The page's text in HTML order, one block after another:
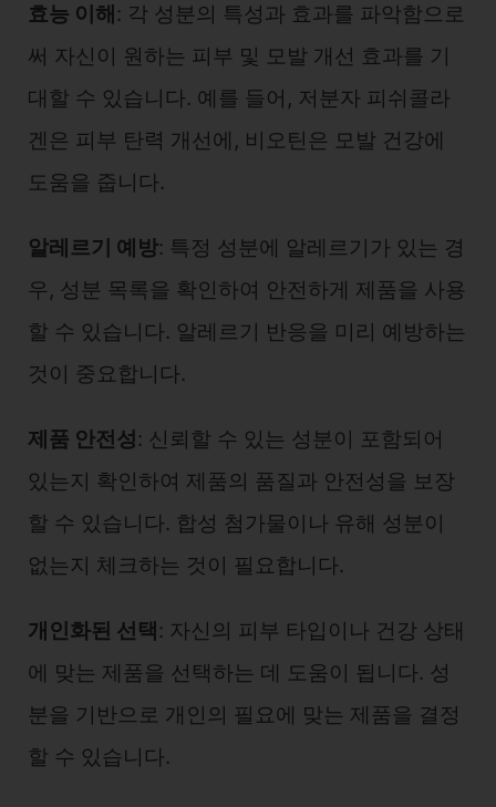
효능 이해 : 각 성분의 특성과 효과를 파악함으로
써 자신이 원하는 피부 및 모발 개선 효과를 기
대할 수 있습니다. 예를 들어, 저분자 피쉬콜라
겐은 피부 탄력 개선에, 비오틴은 모발 건강에
도움을 줍니다.
알레르기 예방: 특정 성분에 알레르기가 있는 경
우, 성분 목록을 확인하여 안전하게 제품을 사용
할 수 있습니다. 알레르기 반응을 미리 예방하는
것이 중요합니다.
제품 안전성: 신뢰할 수 있는 성분이 포함되어
있는지 확인하여 제품의 품질과 안전성을 보장
할 수 있습니다. 합성 첨가물이나 유해 성분이
없는지 체크하는 것이 필요합니다.
개인화된 선택 : 자신의 피부 타입이나 건강 상태
에 맞는 제품을 선택하는 데 도움이 됩니다. 성
분을 기반으로 개인의 필요에 맞는 제품을 결정
할 수 있습니다.